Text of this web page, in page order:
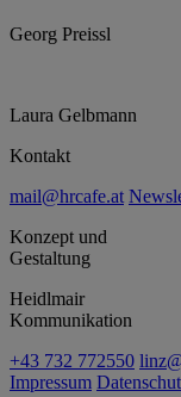
Georg Preissl
Laura Gelbmann
Kontakt
mail@hrcafe.at
Konzept und
Gestaltung
Heidlmair
Kommunikation
+43 732 772550
Impressum